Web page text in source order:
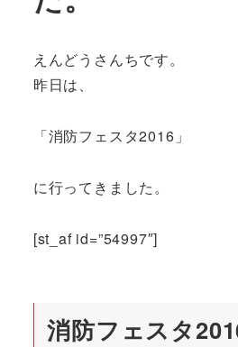
えんどうさんちです。
昨日は、
「消防フェスタ2016」
に行ってきました。
[st_af id=”54997″]
消防フェスタ